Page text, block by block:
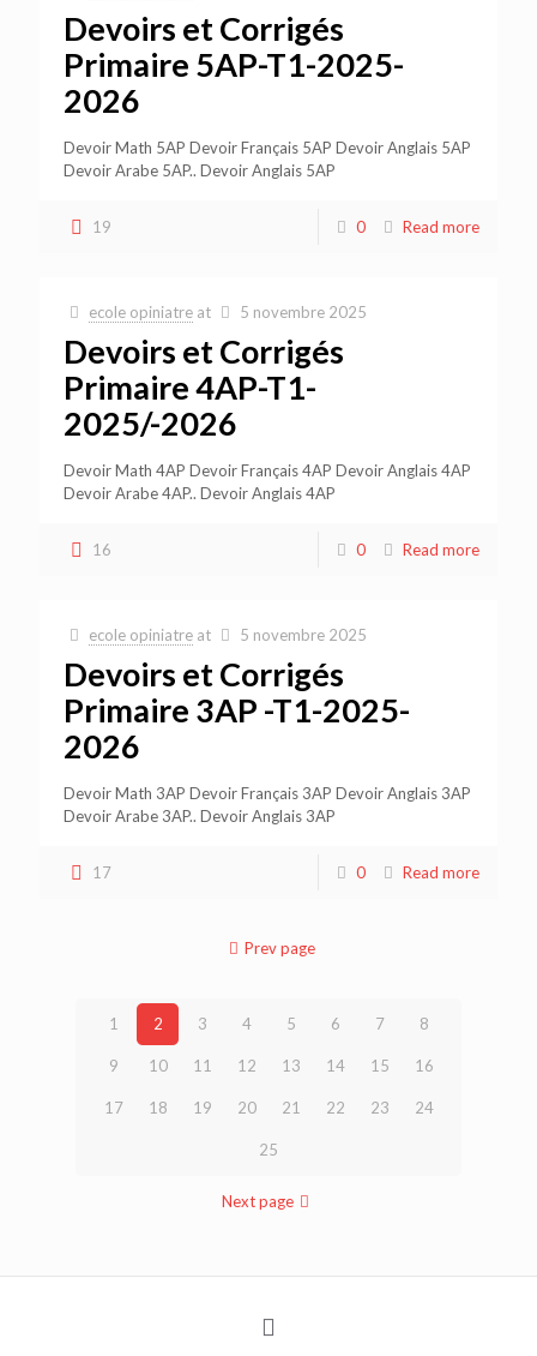
Devoirs et Corrigés
Primaire 5AP-T1-2025-
2026
Devoir Math 5AP Devoir Français 5AP Devoir Anglais 5AP
Devoir Arabe 5AP.. Devoir Anglais 5AP
19 0 Read more
ecole opiniatre at 5 novembre 2025
Devoirs et Corrigés
Primaire 4AP-T1-
2025/-2026
Devoir Math 4AP Devoir Français 4AP Devoir Anglais 4AP
Devoir Arabe 4AP.. Devoir Anglais 4AP
16 0 Read more
ecole opiniatre at 5 novembre 2025
Devoirs et Corrigés
Primaire 3AP -T1-2025-
2026
Devoir Math 3AP Devoir Français 3AP Devoir Anglais 3AP
Devoir Arabe 3AP.. Devoir Anglais 3AP
17 0 Read more
Prev page
1 2 3 4 5 6 7 8
9 10 11 12 13 14 15 16
17 18 19 20 21 22 23 24
25
Next page